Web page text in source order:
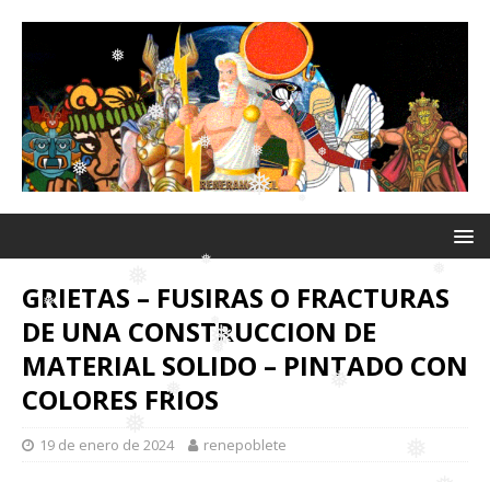
❅
❅
❅
❅
❅
❅
❅
❅ ❅
❅
❅
GRIETAS – FUSIRAS O FRACTURAS
DE UNA CONSTRUCCION DE
MATERIAL SOLIDO – PINTADO CON
COLORES FRIOS
19 de enero de 2024 renepoblete